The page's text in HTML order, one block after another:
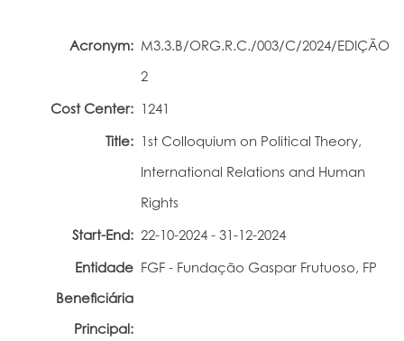
Acronym: M3.3.B/ORG.R.C./003/C/2024/EDIÇÃO
2
Cost Center: 1241
Title: 1st Colloquium on Political Theory,
International Relations and Human
Rights
Start-End: 22-10-2024 - 31-12-2024
Entidade
Beneficiária
Principal:
FGF - Fundação Gaspar Frutuoso, FP